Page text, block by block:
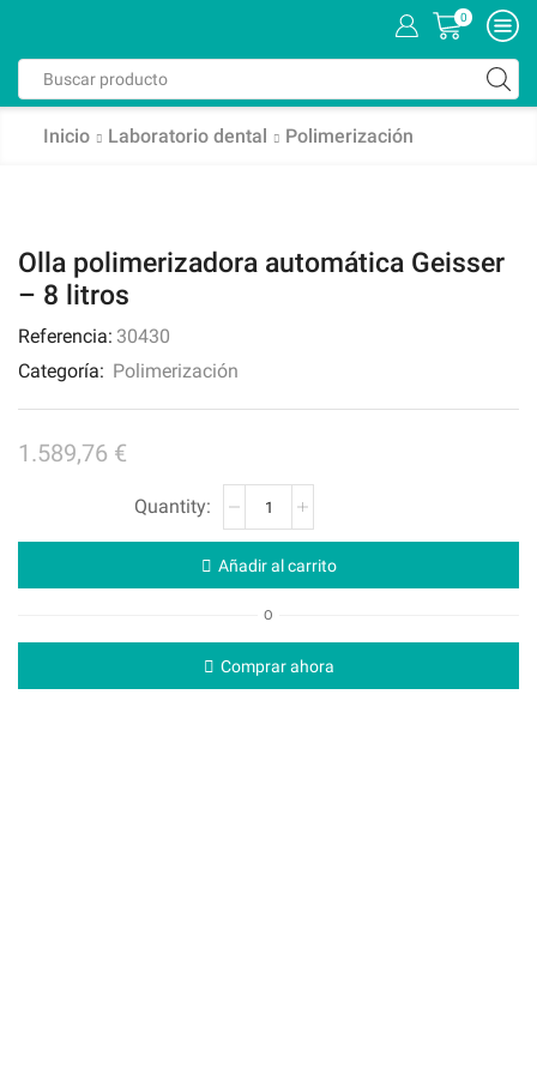
0
Inicio Laboratorio dental Polimerización
Olla polimerizadora automática Geisser
– 8 litros
Referencia: 30430
Categoría: Polimerización
1.589,76 €
Añadir al carrito
O
Comprar ahora